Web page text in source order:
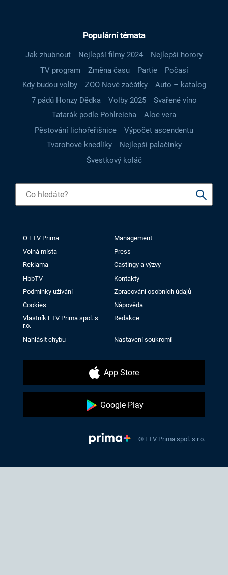
Populární témata
Jak zhubnout Nejlepší filmy 2024
Nejlepší horory
TV program
Změna času Partie
Počasí
Kdy budou volby
ZOO Nové začátky
Auto – katalog
7 pádů Honzy Dědka
Volby 2025
Svařené víno
Tatarák podle Pohlreicha
Aloe vera
Pěstování lichořeřišnice
Výpočet ascendentu
Tvarohové knedlíky
Nejlepší palačinky
Švestkový koláč
O FTV Prima
Management
Volná místa
Press
Reklama
Castingy a výzvy
HbbTV
Kontakty
Podmínky užívání
Zpracování osobních údajů
Cookies
Nápověda
Vlastník FTV Prima spol. s
r.o.
Redakce
Nahlásit chybu Nastavení soukromí
App Store
Google Play
© FTV Prima spol. s r.o.